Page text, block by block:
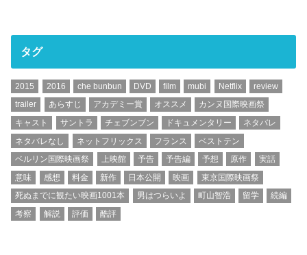
タグ
2015 2016 che bunbun DVD film mubi Netflix
review
trailer
あらすじ アカデミー賞 オススメ
カンヌ国際映画祭
キャスト
サントラ チェブンブン ドキュメンタリー
ネタバレ
ネタバレなし
ネットフリックス フランス
ベストテン
ベルリン国際映画祭
上映館 予告 予告編 予想 原作
実話
意味
感想 料金 新作 日本公開 映画
東京国際映画祭
死ぬまでに観たい映画1001本
男はつらいよ 町山智浩 留学
続編
考察
解説 評価 酷評